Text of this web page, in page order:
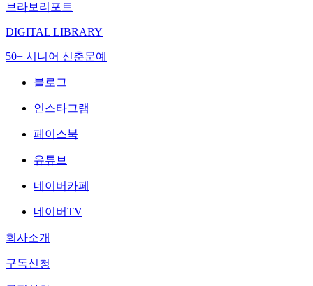
브라보리포트
DIGITAL LIBRARY
50+ 시니어 신춘문예
블로그
인스타그램
페이스북
유튜브
네이버카페
네이버TV
회사소개
구독신청